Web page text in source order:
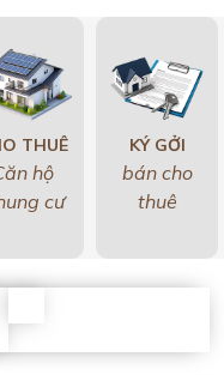
THUÊ
hộ
cư
KÝ GỞI
bán cho
thuê